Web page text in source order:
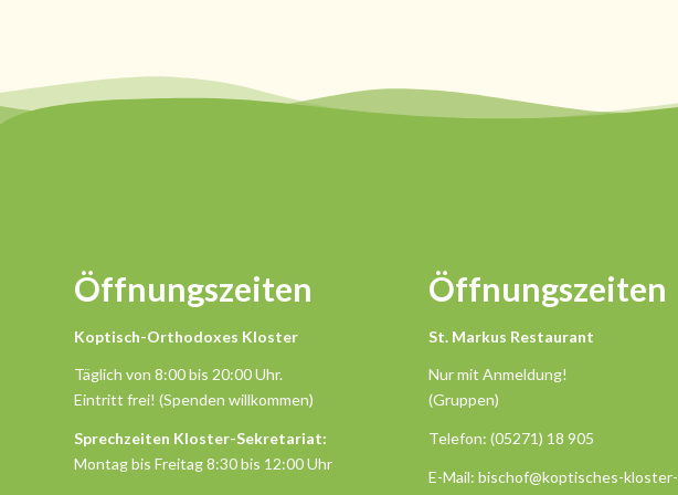
Öffnungszeiten
Koptisch-Orthodoxes Kloster
Täglich von 8:00 bis 20:00 Uhr.
Eintritt frei! (Spenden willkommen)
Sprechzeiten Kloster-Sekretariat:
Montag bis Freitag 8:30 bis 12:00 Uhr
Öffnungszeiten
St. Markus Restaurant
Nur mit Anmeldung!
(Gruppen)
Telefon: (05271) 18 905
E-Mail: bischof@koptisches-kloster-